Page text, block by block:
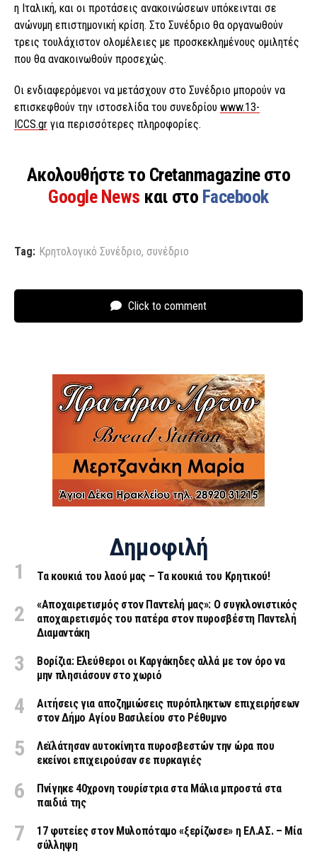
η Ιταλική, και οι προτάσεις ανακοινώσεων υπόκεινται σε
ανώνυμη επιστημονική κρίση. Στο Συνέδριο θα οργανωθούν
τρεις τουλάχιστον ολομέλειες με προσκεκλημένους ομιλητές
που θα ανακοινωθούν προσεχώς.
Οι ενδιαφερόμενοι να μετάσχουν στο Συνέδριο μπορούν να
επισκεφθούν την ιστοσελίδα του συνεδρίου www.13-
ICCS.gr για περισσότερες πληροφορίες.
Ακολουθήστε το Cretanmagazine στο
Google News και στο Facebook
Tag: Κρητολογικό Συνέδριο, συνέδριο
Click to comment
Δημοφιλή
Τα κουκιά του λαού μας – Τα κουκιά του Κρητικού!
«Aποχαιρετισμός στον Παντελή μας»: Ο συγκλονιστικός
αποχαιρετισμός του πατέρα στον πυροσβέστη Παντελή
Διαμαντάκη
Βορίζια: Ελεύθεροι οι Καργάκηδες αλλά με τον όρο να
μην πλησιάσουν στο χωριό
Αιτήσεις για αποζημιώσεις πυρόπληκτων επιχειρήσεων
στον Δήμο Αγίου Βασιλείου στο Ρέθυμνο
Λεϊλάτησαν αυτοκίνητα πυροσβεστών την ώρα που
εκείνοι επιχειρούσαν σε πυρκαγιές
Πνίγηκε 40χρονη τουρίστρια στα Μάλια μπροστά στα
παιδιά της
17 φυτείες στον Μυλοπόταμο «ξερίζωσε» η ΕΛ.ΑΣ. – Μία
σύλληψη